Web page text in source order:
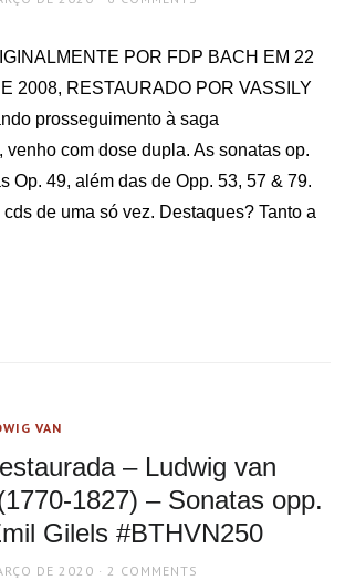
POR FDP BACH EM 22
2008, RESTAURADO POR VASSILY
prosseguimento à saga
venho com dose dupla. As sonatas op.
Op. 49, além das de Opp. 53, 57 & 79.
cds de uma só vez. Destaques? Tanto a
VAN
– Ludwig van
1827) – Sonatas opp.
Gilels #BTHVN250
DE 2020 2 COMMENTS